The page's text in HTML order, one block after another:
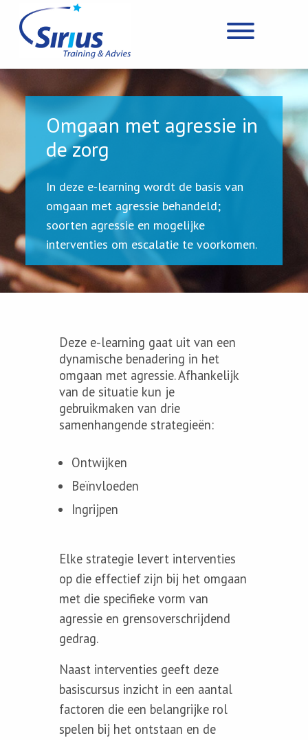
Omgaan met agressie in
de zorg
In deze e-learning wordt de basis van
omgaan met agressie behandeld;
soorten agressie en mogelijke
interventies om escalatie te voorkomen.
Deze e-learning gaat uit van een
dynamische benadering in het
omgaan met agressie. Afhankelijk
van de situatie kun je
gebruikmaken van drie
samenhangende strategieën:
Ontwijken
Beïnvloeden
Ingrijpen
Elke strategie levert interventies
op die effectief zijn bij het omgaan
met die specifieke vorm van
agressie en grensoverschrijdend
gedrag.
Naast interventies geeft deze
basiscursus inzicht in een aantal
factoren die een belangrijke rol
spelen bij het ontstaan en de